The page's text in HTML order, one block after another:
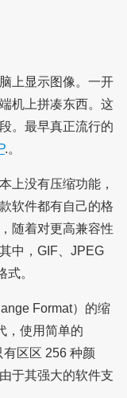
上显示图像。一开
机上拼凑东西。这
。最早真正流行的
.。
上没有压缩功能，
软件都有自己的格
随着对更高兼容性
中，GIF、JPEG
。
Format）的缩
，使用简单的
区区 256 种颜
于其强大的软件支